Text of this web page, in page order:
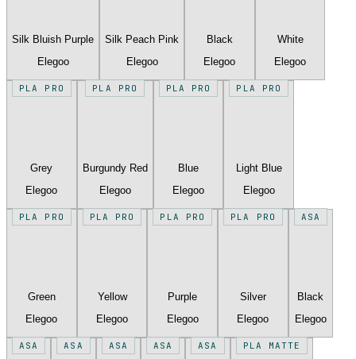
Silk Bluish Purple
Elegoo
Silk Peach Pink
Elegoo
Black
Elegoo
White
Elegoo
PLA PRO
Grey
Elegoo
PLA PRO
Burgundy Red
Elegoo
PLA PRO
Blue
Elegoo
PLA PRO
Light Blue
Elegoo
PLA PRO
Green
Elegoo
PLA PRO
Yellow
Elegoo
PLA PRO
Purple
Elegoo
PLA PRO
Silver
Elegoo
ASA
Black
Elegoo
ASA ASA ASA ASA ASA PLA MATTE